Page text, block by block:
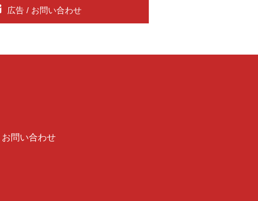
広告 / お問い合わせ
お問い合わせ